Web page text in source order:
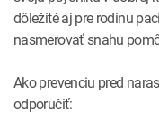
dôležité aj pre rodinu
nasmerovať snahu
Ako prevenciu pred
odporučiť: